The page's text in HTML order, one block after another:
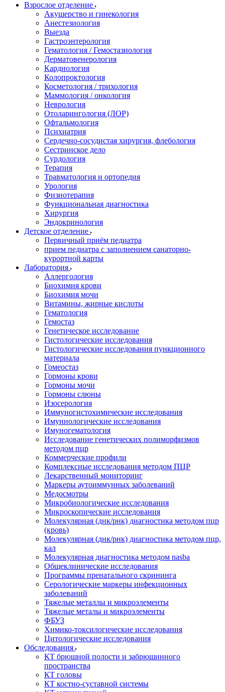
Взрослое отделение
Акушерство и гинекология
Анестезиология
Выезда
Гастроэнтерология
Гематология / Гемостазиология
Дерматовенерология
Кардиология
Колопроктология
Косметология / трихология
Маммология / онкология
Неврология
Отоларингология (ЛОР)
Офтальмология
Психиатрия
Сердечно-сосудистая хирургия, флебология
Сестринское дело
Сурдология
Терапия
Травматология и ортопедия
Урология
Физиотерапия
Функциональная диагностика
Хирургия
Эндокринология
Детское отделение
Первичный приём педиатра
прием педиатра с заполнением санаторно-
курортной карты
Лаборатория
Аллергология
Биохимия крови
Биохимия мочи
Витамины, жирные кислоты
Гематология
Гемостаз
Генетическое исследование
Гистологические исследования
Гистологические исследования пункционного
материала
Гомеостаз
Гормоны крови
Гормоны мочи
Гормоны слюны
Изосерология
Иммуногистохимические исследования
Имуннологические исследования
Имуногематология
Исследование генетических полиморфизмов
методом пцр
Коммерческие профили
Комплексные исследования методом ПЦР
Лекарственный мониторинг
Маркеры аутоиммунных заболеваний
Медосмотры
Микробиологические исследования
Микроскопические исследования
Молекулярная (днк/рнк) диагностика методом пцр
(кровь)
Молекулярная (днк/рнк) диагностика методом пцр,
кал
Молекулярная диагностика методом nasba
Общеклинические исследования
Программы пренатального скрининга
Серологические маркеры инфекционных
заболеваний
Тяжелые металлы и микроэлементы
Тяжелые металы и микроэлементы
ФБУЗ
Химико-токсилогические исследования
Цитологические исследования
Обследования
КТ брюшной полости и забрюшинного
пространства
КТ головы
КТ костно-суставной системы